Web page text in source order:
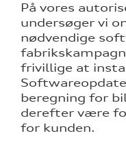
På vores
undersøger vi
nødvendige
frivillige at
beregning for
derefter være
for kunden.